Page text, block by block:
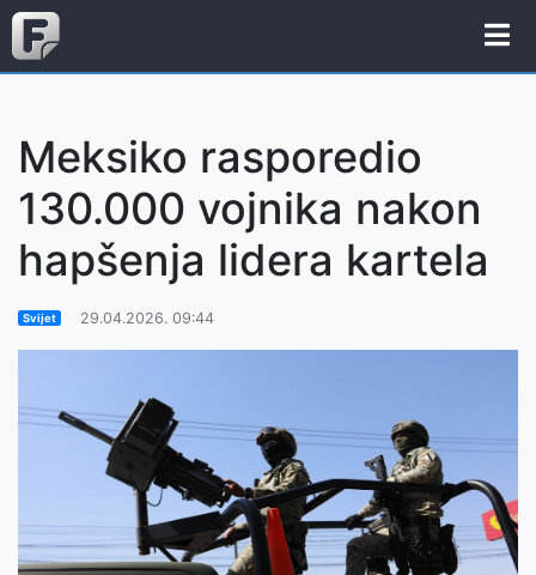
Meksiko rasporedio
130.000 vojnika nakon
hapšenja lidera kartela
Svijet 29.04.2026. 09:44